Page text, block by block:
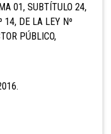
01, SUBTÍTULO 24,
14, DE LA LEY Nº
PÚBLICO,